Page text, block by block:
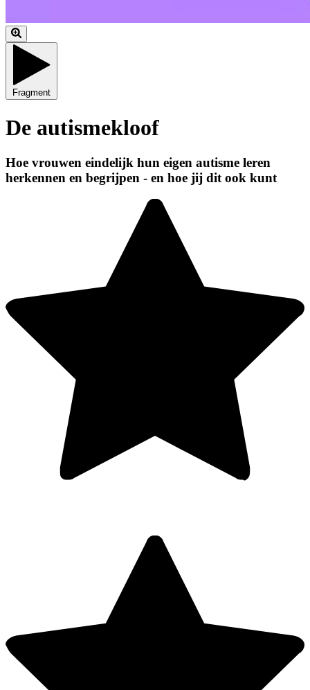
Fragment
De autismekloof
Hoe vrouwen eindelijk hun eigen autisme leren
herkennen en begrijpen - en hoe jij dit ook kunt